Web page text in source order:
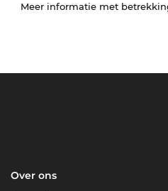
Meer informatie met
Over ons